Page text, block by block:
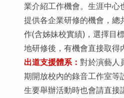
業介紹工作機會。生涯中心
提供各企業研修的機會，總
作(含姊妹校實績)，選擇目
地研修後，有機會直接取得
出道支援體系： 對於演藝人
期開放校內的錄音工作室等
生要舉辦活動時也會請直接